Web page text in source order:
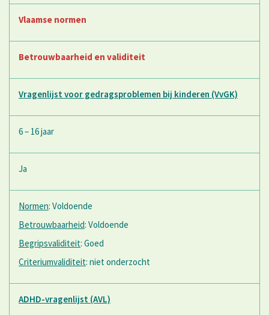
Vlaamse normen
Betrouwbaarheid en validiteit
Vragenlijst voor gedragsproblemen bij kinderen (VvGK)
6 – 16 jaar
Ja
Normen: Voldoende
Betrouwbaarheid: Voldoende
Begripsvaliditeit: Goed
Criteriumvaliditeit: niet onderzocht
ADHD-vragenlijst (AVL)